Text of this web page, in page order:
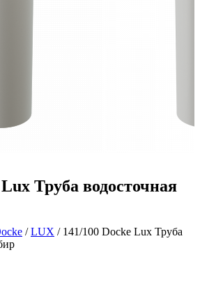
Труба водосточная
/LUX / 141/100 Docke Lux Труба